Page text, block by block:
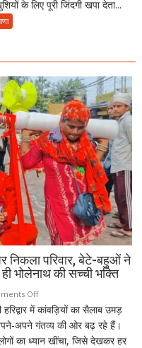
करना
दायित्व
पिता
में
नहीं
आई
आत्मनिर्भर
बेटियां,
चिता
पर
अकेले
विदा
हो
गए
पिता,
वृद्धाश्रम
में
की
मौत
के लिए पूरी जिंदगी खपा देता...
निकला परिवार, बेटे-बहुओं ने
ही भोलेनाथ की सच्ची भक्ति
Offon
मां
को
पालकी
में कांवड़ियों का सैलाब उमड़
अपने गंतव्य की ओर बढ़ रहे हैं।
का ध्यान खींचा, जिसे देखकर हर